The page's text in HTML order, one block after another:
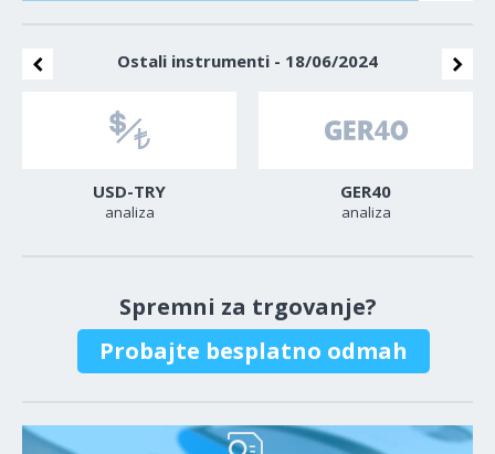
Ostali instrumenti - 18/06/2024
USD-TRY
analiza
GER40
analiza
Spremni za trgovanje?
Probajte besplatno odmah